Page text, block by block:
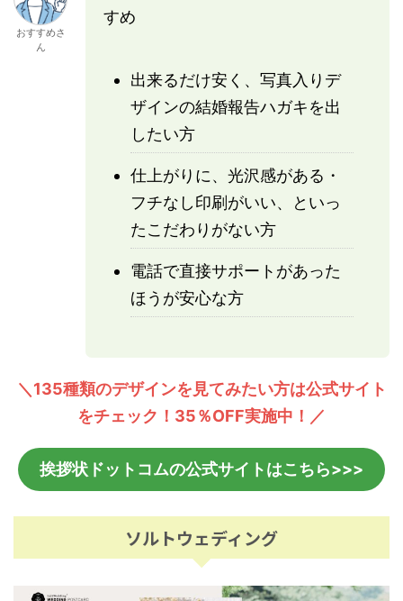
おすすめさ
ん
すめ
出来るだけ安く、写真入りデ
ザインの結婚報告ハガキを出
したい方
仕上がりに、光沢感がある・
フチなし印刷がいい、といっ
たこだわりがない方
電話で直接サポートがあった
ほうが安心な方
＼135種類のデザインを見てみたい方は公式サイト
をチェック！35％OFF実施中！／
挨拶状ドットコムの公式サイトはこちら>>>
ソルトウェディング